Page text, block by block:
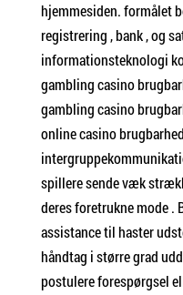
hjemmesiden. formålet
registrering , bank , og
informationsteknologi
gambling casino
gambling casino
online casino
spillere sende væk
deres foretrukne mode .
assistance til haster
håndtag i større grad
postulere forespørgsel